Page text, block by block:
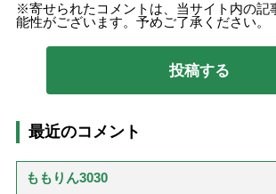
寄せられたコメントは、当サイト内の記
能性がございます。予めご了承ください。
最近のコメント
ももりん3030